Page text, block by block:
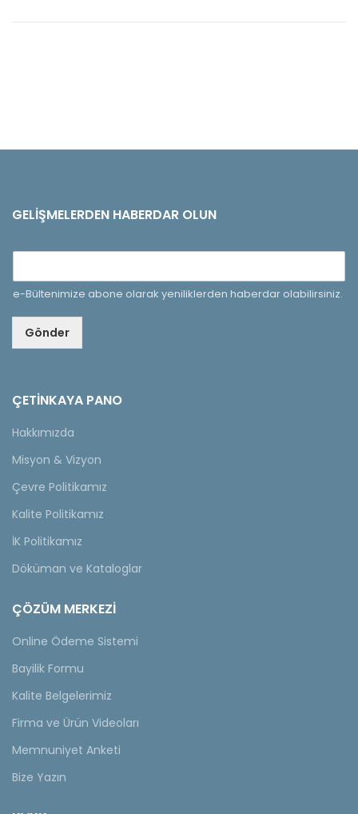
GELIŞMELERDEN HABERDAR OLUN
e-Bültenimize abone olarak yeniliklerden haberdar olabilirsiniz.
Gönder
ÇETINKAYA PANO
Hakkımızda
Misyon & Vizyon
Çevre Politikamız
Kalite Politikamız
İK Politikamız
Döküman ve Kataloglar
ÇÖZÜM MERKEZİ
Online Ödeme Sistemi
Bayilik Formu
Kalite Belgelerimiz
Firma ve Ürün Videoları
Memnuniyet Anketi
Bize Yazın